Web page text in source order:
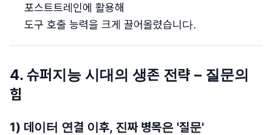
포스트트레인에 활용해
도구 호출 능력을 크게 끌어올렸습니다.
4. 슈퍼지능 시대의 생존 전략 – 질문의
힘
1) 데이터 연결 이후, 진짜 병목은 '질문'